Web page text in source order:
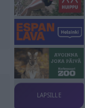
LAPSILLE